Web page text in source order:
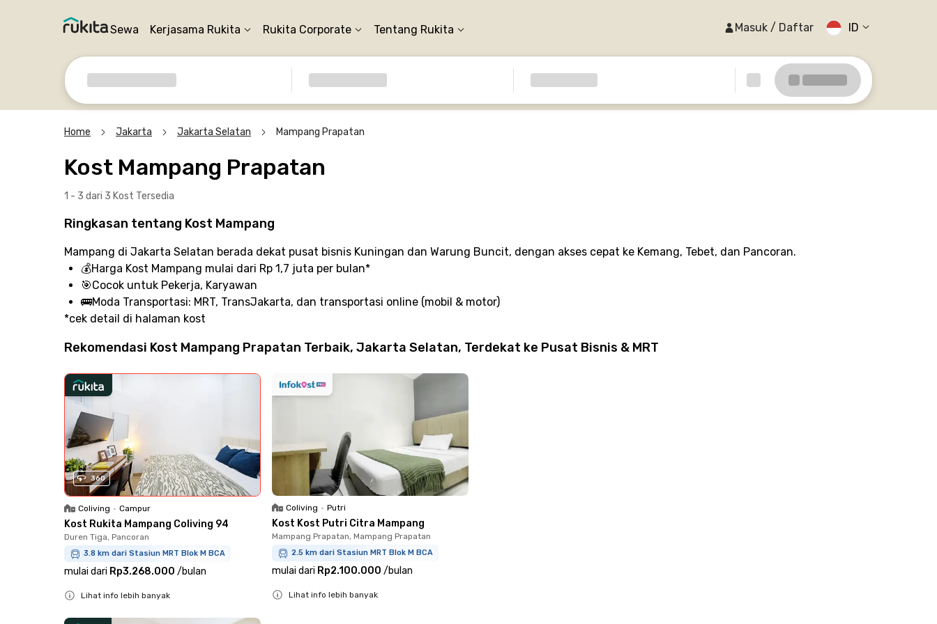
Sewa Kerjasama Rukita Rukita Corporate Tentang Rukita Masuk / Daftar ID
Home Jakarta Jakarta Selatan Mampang Prapatan
Kost Mampang Prapatan
1 - 3 dari 3 Kost Tersedia
Ringkasan tentang Kost Mampang
Mampang di Jakarta Selatan berada dekat pusat bisnis Kuningan dan Warung Buncit, dengan akses cepat ke Kemang, Tebet, dan Pancoran.
💰Harga Kost Mampang mulai dari Rp 1,7 juta per bulan*
🎯Cocok untuk Pekerja, Karyawan
🚌Moda Transportasi: MRT, TransJakarta, dan transportasi online (mobil & motor)
*cek detail di halaman kost
Rekomendasi Kost Mampang Prapatan Terbaik, Jakarta Selatan, Terdekat ke Pusat Bisnis & MRT
360
Coliving • Campur
Kost Rukita Mampang Coliving 94
Duren Tiga, Pancoran
3.8 km dari Stasiun MRT Blok M BCA
mulai dari Rp3.268.000 /bulan
Lihat info lebih banyak
Coliving • Putri
Kost Kost Putri Citra Mampang
Mampang Prapatan, Mampang Prapatan
2.5 km dari Stasiun MRT Blok M BCA
mulai dari Rp2.100.000 /bulan
Lihat info lebih banyak